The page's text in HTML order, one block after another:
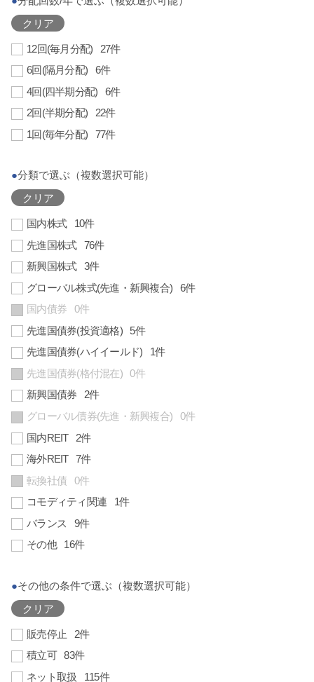
クリア
12回(毎月分配)
27件
6回(隔月分配)
6件
4回(四半期分配)
6件
2回(半期分配)
22件
1回(毎年分配)
77件
●分類で選ぶ（複数選択可能）
クリア
国内株式
10件
先進国株式
76件
新興国株式
3件
グローバル株式(先進・新興複合)
6件
国内債券
0件
先進国債券(投資適格)
5件
先進国債券(ハイイールド)
1件
先進国債券(格付混在)
0件
新興国債券
2件
グローバル債券(先進・新興複合)
0件
国内REIT
2件
海外REIT
7件
転換社債
0件
コモディティ関連
1件
バランス
9件
その他
16件
●その他の条件で選ぶ（複数選択可能）
クリア
販売停止
2件
積立可
83件
ネット取扱
115件